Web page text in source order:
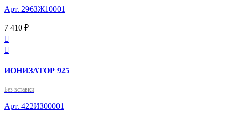
Арт. 296ЗЖ10001
7 410 ₽


ИОНИЗАТОР 925
Без вставки
Арт. 422ИЗ00001